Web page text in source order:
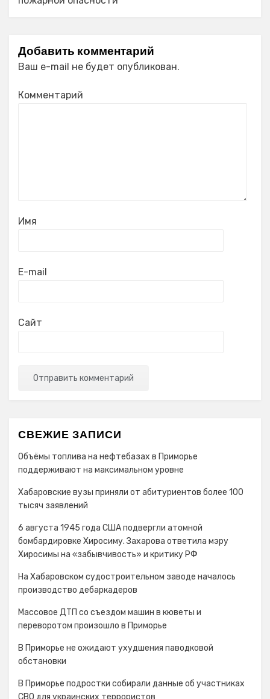
Добавить комментарий
Ваш e-mail не будет опубликован.
Комментарий
Имя
E-mail
Сайт
СВЕЖИЕ ЗАПИСИ
Объёмы топлива на нефтебазах в Приморье
поддерживают на максимальном уровне
Хабаровские вузы приняли от абитуриентов более 100
тысяч заявлений
6 августа 1945 года США подвергли атомной
бомбардировке Хиросиму. Захарова ответила мэру
Хиросимы на «забывчивость» и критику РФ
На Хабаровском судостроительном заводе началось
производство дебаркадеров
Массовое ДТП со съездом машин в кюветы и
переворотом произошло в Приморье
В Приморье не ожидают ухудшения паводковой
обстановки
В Приморье подростки собирали данные об участниках
СВО для украинских террористов